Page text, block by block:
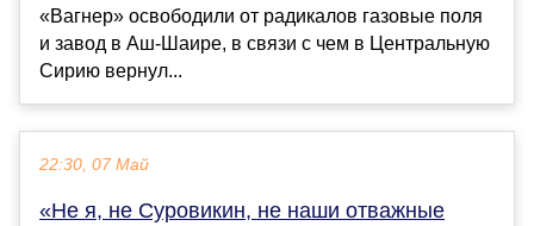
«Вагнер» освободили от радикалов газовые поля
и завод в Аш-Шаире, в связи с чем в Центральную
Сирию вернул...
22:30, 07 Май
«Не я, не Суровикин, не наши отважные